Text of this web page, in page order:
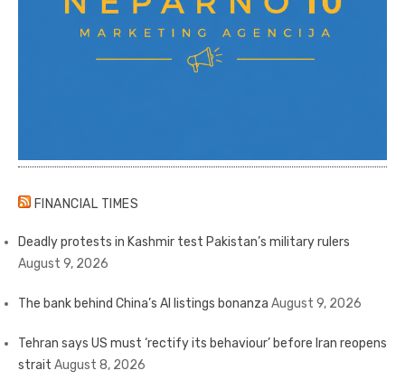
FINANCIAL TIMES
Deadly protests in Kashmir test Pakistan’s military rulers
August 9, 2026
The bank behind China’s AI listings bonanza August 9, 2026
Tehran says US must ‘rectify its behaviour’ before Iran reopens
strait August 8, 2026